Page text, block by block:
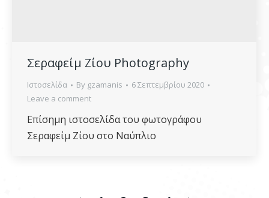
Σεραφείμ Ζίου Photography
Ιστοσελίδα By gzamanis
6 Σεπτεμβρίου 2020
Leave a comment
Επίσημη ιστοσελίδα του φωτογράφου
Σεραφείμ Ζίου στο Ναύπλιο